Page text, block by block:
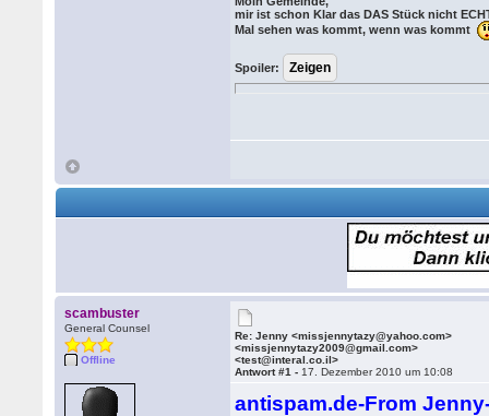
mir ist schon Klar das DAS Stück nicht
Mal sehen was kommt, wenn was kommt
Spoiler:
scambuster
General Counsel
Offline
Re: Jenny <missjennytazy@yahoo.com>
<missjennytazy2009@gmail.com>
<test@interal.co.il>
Antwort #1 - 17. Dezember 2010 um 10:08
antispam.de-From